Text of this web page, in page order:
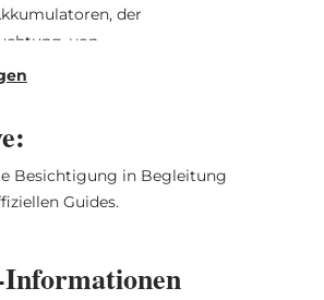
der
von
Maschinen, von
seiner Forschung kann man
Experimentieren ist dabei
erwünscht!
Parkplatz: direkt vor Or
Besichtigung in Begleitung
Guides.